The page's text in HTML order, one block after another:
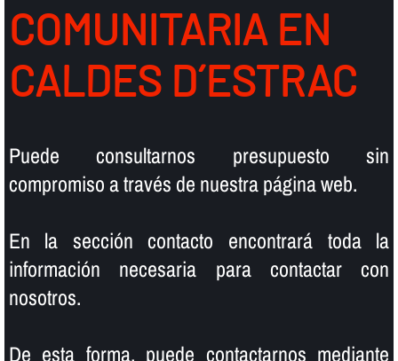
COMUNITARIA EN
CALDES D´ESTRAC
Puede consultarnos presupuesto sin
compromiso a través de nuestra página web.
En la sección contacto encontrará toda la
información necesaria para contactar con
nosotros.
De esta forma, puede contactarnos mediante